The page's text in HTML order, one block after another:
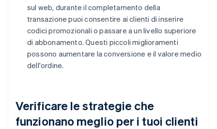
sul web, durante il completamento della
transazione puoi consentire ai clienti di inserire
codici promozionali o passare a un livello superiore
di abbonamento. Questi piccoli miglioramenti
possono aumentare la conversione e il valore medio
dell'ordine.
Verificare le strategie che
funzionano meglio per i tuoi clienti